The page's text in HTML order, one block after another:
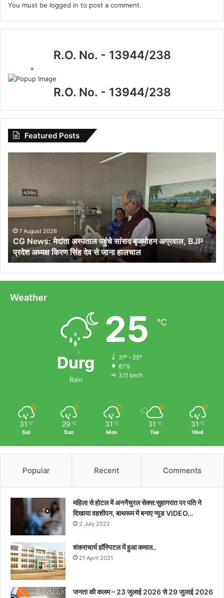
You must be logged in to post a comment.
R.O. No. - 13944/238
×
R.O. No. - 13944/238
Featured Posts
अस्पताल
पहुंचे
सांसद
बृजमोहन
अग्रवाल,
BJP
प्रदेश
अध्यक्ष
किरण
सिंह
देव
7 August 2026
CG News: मेदांता अस्पताल पहुंचे सांसद बृजमोहन अग्रवाल, BJP
प्रदेश अध्यक्ष किरण सिंह देव से जाना हालचाल
Weather
Durg
Rain
25 ℃
31º - 25º
87%
3.11 km/h
31 ℃
Sat
29 ℃
Sun
31 ℃
Mon
31 ℃
Tue
31 ℃
Wed
Popular Recent Comments
महिला से होटल में अननैचुरल सेक्स:सुहागरात पर पति ने
दिखाया वहशीपन, बाथरूम में बनाए न्यूड VIDEO…
2 July 2022
शंकराचार्य हॉस्पिटल में हुआ कमाल..
21 April 2021
जनता की कलम – 23 जुलाई 2026 से 29 जुलाई 2026